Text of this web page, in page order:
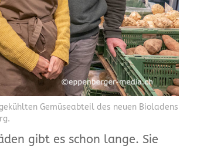
Gemüseabteil des neuen Bioladens
gibt es schon lange. Sie